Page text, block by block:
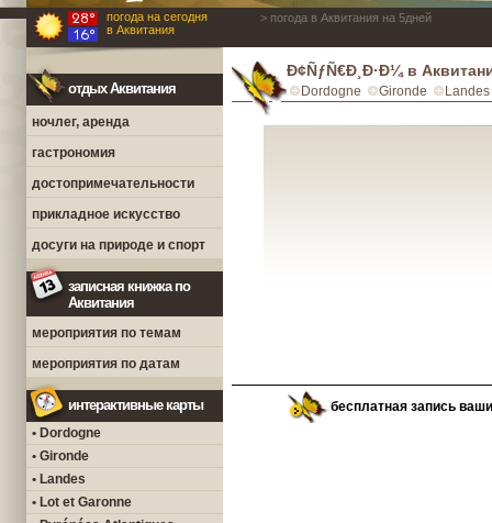
погода на сегодня
в Аквитания
> погода в Аквитания на 5дней
отдых Аквитания
ночлег, аренда
гастрономия
достопримечательности
прикладное искусство
досуги на природе и спорт
записная книжка по
Аквитания
мероприятия по темам
мероприятия по датам
интерактивные карты
• Dordogne
• Gironde
• Landes
• Lot et Garonne
Ð¢ÑƒÑ€Ð¸Ð·Ð¼ в
Dordogne Gironde Landes
бесплатная запись